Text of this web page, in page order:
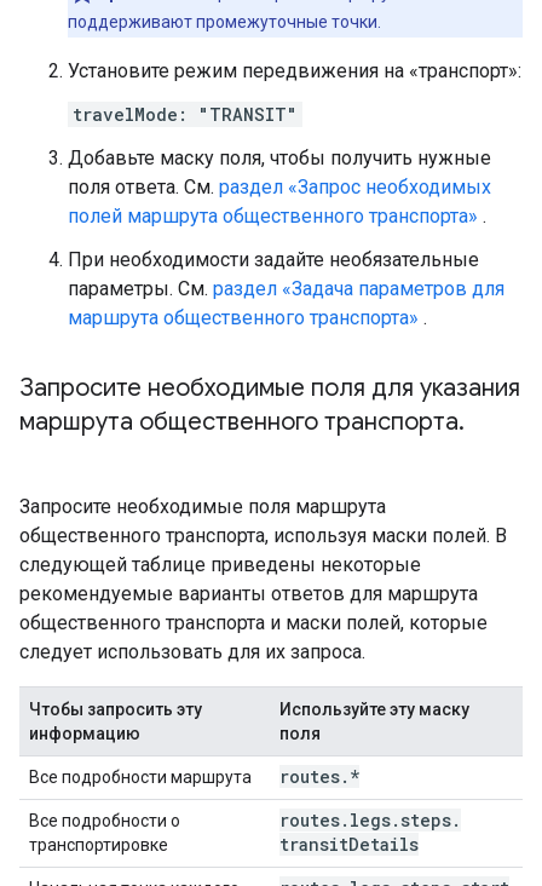
поддерживают промежуточные точки.
Установите режим передвижения на «транспорт»:
travelMode: "TRANSIT"
Добавьте маску поля, чтобы получить нужные
поля ответа. См. раздел «Запрос необходимых
полей маршрута общественного транспорта» .
При необходимости задайте необязательные
параметры. См. раздел «Задача параметров для
маршрута общественного транспорта» .
Запросите необходимые поля для указания
маршрута общественного транспорта.
Запросите необходимые поля маршрута
общественного транспорта, используя маски полей. В
следующей таблице приведены некоторые
рекомендуемые варианты ответов для маршрута
общественного транспорта и маски полей, которые
следует использовать для их запроса.
Чтобы запросить эту
информацию
Используйте эту маску
поля
Все подробности маршрута routes. *
Все подробности о
транспортировке
routes. legs. steps.
transitDetails